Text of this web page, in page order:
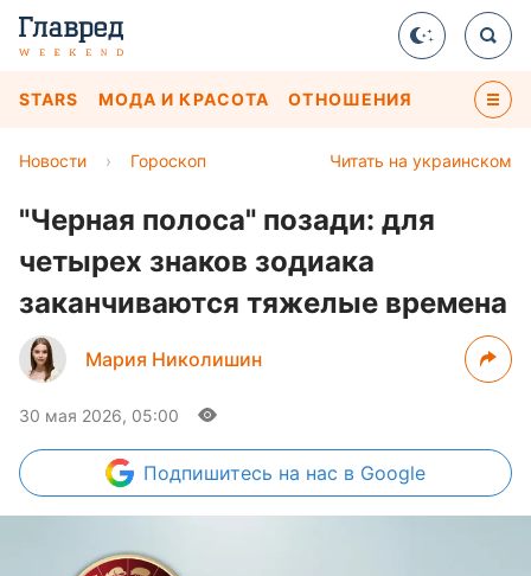
STARS МОДА И КРАСОТА ОТНОШЕНИЯ
Читать на украинском
Новости › Гороскоп
"Черная полоса" позади: для
четырех знаков зодиака
заканчиваются тяжелые времена
Мария Николишин
30 мая 2026, 05:00
Подпишитесь на нас в Google